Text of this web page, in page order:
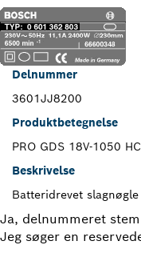
Delnummer
3601JJ8200
Produktbetegnelse
PRO GDS 18V-1050 HC
Beskrivelse
Batteridrevet slagnøgle
Ja, delnummeret
Jeg søger en